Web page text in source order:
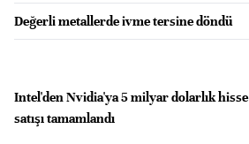
Değerli metallerde ivme tersine döndü
Intel'den Nvidia'ya 5 milyar dolarlık hisse
satışı tamamlandı